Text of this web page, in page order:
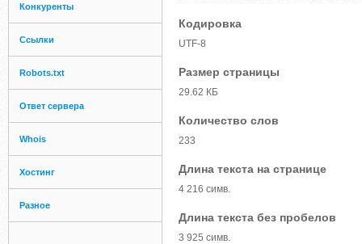
Конкуренты
Ссылки
Robots.txt
Ответ сервера
Whois
Хостинг
Разное
Кодировка
UTF-8
Размер страницы
29.62 КБ
Количество слов
233
Длина текста на странице
4 216 симв.
Длина текста без пробелов
3 925 симв.